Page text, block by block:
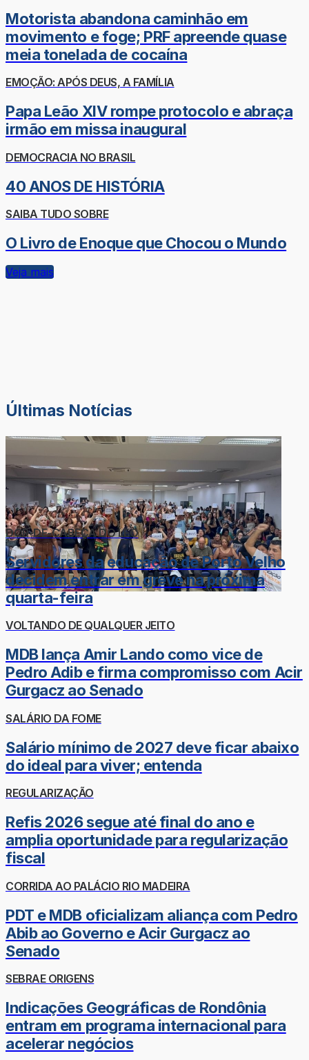
Motorista abandona caminhão em
movimento e foge; PRF apreende quase
meia tonelada de cocaína
EMOÇÃO: APÓS DEUS, A FAMÍLIA
Papa Leão XIV rompe protocolo e abraça
irmão em missa inaugural
DEMOCRACIA NO BRASIL
40 ANOS DE HISTÓRIA
SAIBA TUDO SOBRE
O Livro de Enoque que Chocou o Mundo
Veja mais
Últimas Notícias
DOR-DE-CABEÇA DO LÉO
Servidores da educação de Porto Velho
decidem entrar em greve na próxima
quarta-feira
VOLTANDO DE QUALQUER JEITO
MDB lança Amir Lando como vice de
Pedro Adib e firma compromisso com Acir
Gurgacz ao Senado
SALÁRIO DA FOME
Salário mínimo de 2027 deve ficar abaixo
do ideal para viver; entenda
REGULARIZAÇÃO
Refis 2026 segue até final do ano e
amplia oportunidade para regularização
fiscal
CORRIDA AO PALÁCIO RIO MADEIRA
PDT e MDB oficializam aliança com Pedro
Abib ao Governo e Acir Gurgacz ao
Senado
SEBRAE ORIGENS
Indicações Geográficas de Rondônia
entram em programa internacional para
acelerar negócios